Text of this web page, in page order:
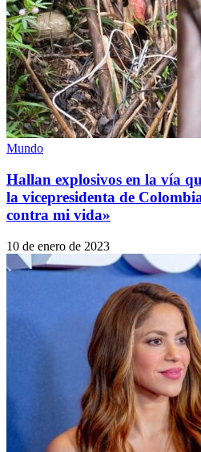
Mundo
Hallan explosivos en la vía
la vicepresidenta de
contra mi vida»
10 de enero de 2023